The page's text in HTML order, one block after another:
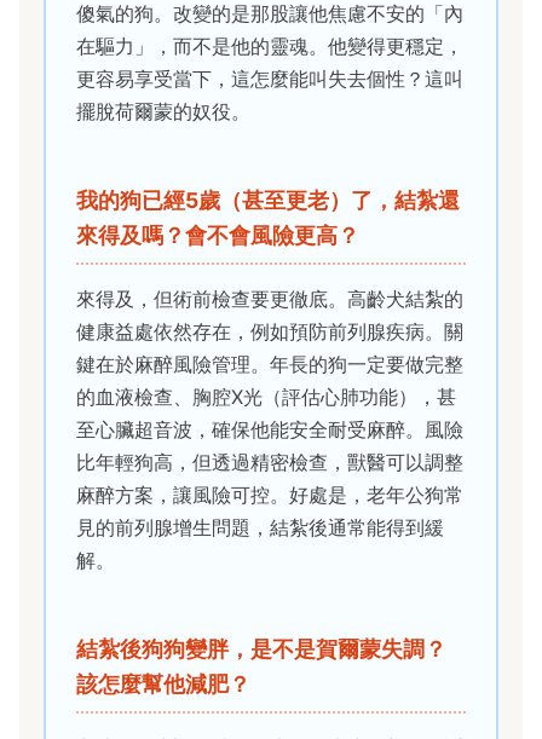
傻氣的狗。改變的是那股讓他焦慮不安的「內
在驅力」，而不是他的靈魂。他變得更穩定，
更容易享受當下，這怎麼能叫失去個性？這叫
擺脫荷爾蒙的奴役。
我的狗已經5歲（甚至更老）了，結紮還
來得及嗎？會不會風險更高？
來得及，但術前檢查要更徹底。高齡犬結紮的
健康益處依然存在，例如預防前列腺疾病。關
鍵在於麻醉風險管理。年長的狗一定要做完整
的血液檢查、胸腔X光（評估心肺功能），甚
至心臟超音波，確保他能安全耐受麻醉。風險
比年輕狗高，但透過精密檢查，獸醫可以調整
麻醉方案，讓風險可控。好處是，老年公狗常
見的前列腺增生問題，結紮後通常能得到緩
解。
結紮後狗狗變胖，是不是賀爾蒙失調？
該怎麼幫他減肥？